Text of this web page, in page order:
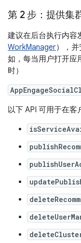
第 2 步：提供集
建议在后台执行内容
WorkManager），
如，每当用户打开应
时）
以下 API 可用于在客